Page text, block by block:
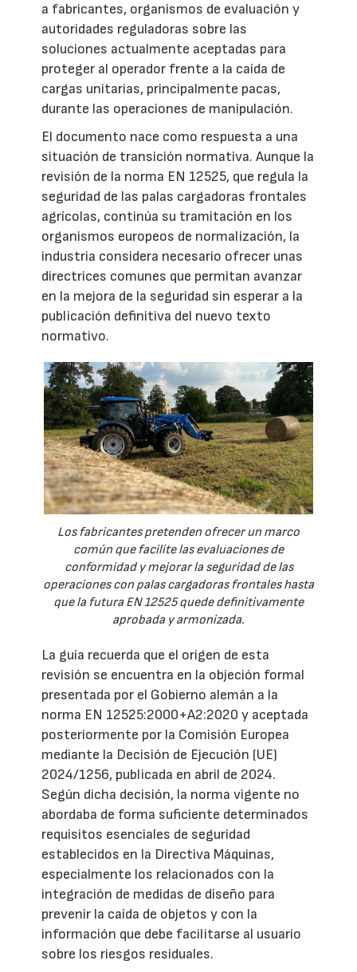
a fabricantes, organismos de evaluación y
autoridades reguladoras sobre las
soluciones actualmente aceptadas para
proteger al operador frente a la caída de
cargas unitarias, principalmente pacas,
durante las operaciones de manipulación.
El documento nace como respuesta a una
situación de transición normativa. Aunque la
revisión de la norma EN 12525, que regula la
seguridad de las palas cargadoras frontales
agrícolas, continúa su tramitación en los
organismos europeos de normalización, la
industria considera necesario ofrecer unas
directrices comunes que permitan avanzar
en la mejora de la seguridad sin esperar a la
publicación definitiva del nuevo texto
normativo.
Los fabricantes pretenden ofrecer un marco
común que facilite las evaluaciones de
conformidad y mejorar la seguridad de las
operaciones con palas cargadoras frontales hasta
que la futura EN 12525 quede definitivamente
aprobada y armonizada.
La guía recuerda que el origen de esta
revisión se encuentra en la objeción formal
presentada por el Gobierno alemán a la
norma EN 12525:2000+A2:2020 y aceptada
posteriormente por la Comisión Europea
mediante la Decisión de Ejecución (UE)
2024/1256, publicada en abril de 2024.
Según dicha decisión, la norma vigente no
abordaba de forma suficiente determinados
requisitos esenciales de seguridad
establecidos en la Directiva Máquinas,
especialmente los relacionados con la
integración de medidas de diseño para
prevenir la caída de objetos y con la
información que debe facilitarse al usuario
sobre los riesgos residuales.